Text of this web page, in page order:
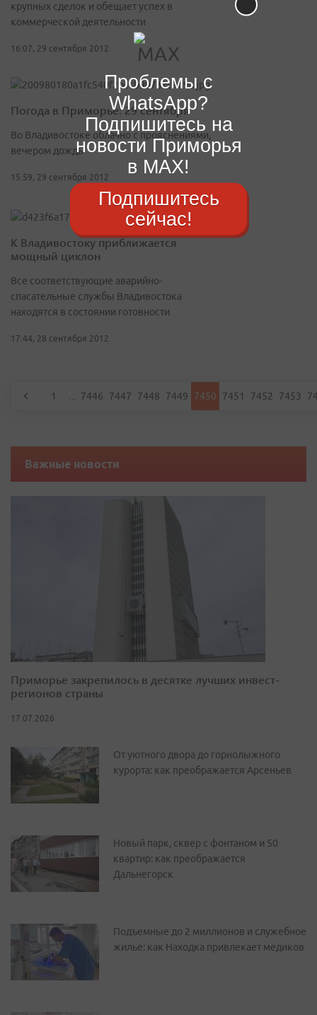
крупных сделок и обещает успех в
коммерческой деятельности
16:07, 29 сентября 2012
Погода в Приморье: 29 сентября
Во Владивостоке облачно с прояснениями,
вечером дождь
15:59, 29 сентября 2012
К Владивостоку приближается
мощный циклон
Все соответствующие аварийно-
спасательные службы Владивостока
находятся в состоянии готовности
17:44, 28 сентября 2012
1 … 7446 7447 7448 7449 7450 7451 7452 7453
Важные новости
Приморье закрепилось в десятке лучших инвест-
регионов страны
17.07.2026
От уютного двора до горнолыжного
курорта: как преображается Арсеньев
Новый парк, сквер с фонтаном и 50
квартир: как преображается
Дальнегорск
Подъемные до 2 миллионов и служебное
жилье: как Находка привлекает медиков
Проблемы с
WhatsApp?
Подпишитесь на
новости Приморья
в MAX!
Подпишитесь
сейчас!